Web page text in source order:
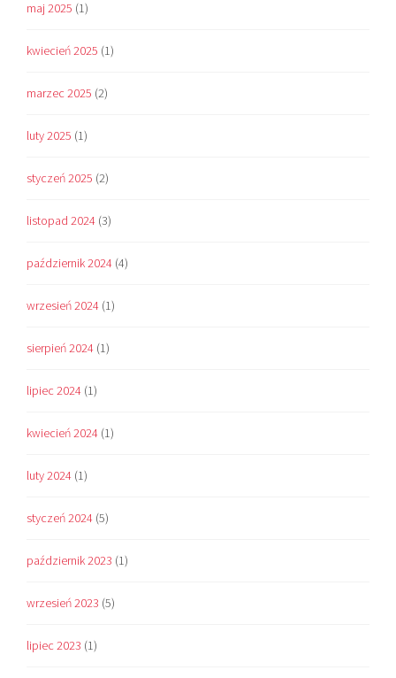
maj 2025 (1)
kwiecień 2025 (1)
marzec 2025 (2)
luty 2025 (1)
styczeń 2025 (2)
listopad 2024 (3)
październik 2024 (4)
wrzesień 2024 (1)
sierpień 2024 (1)
lipiec 2024 (1)
kwiecień 2024 (1)
luty 2024 (1)
styczeń 2024 (5)
październik 2023 (1)
wrzesień 2023 (5)
lipiec 2023 (1)